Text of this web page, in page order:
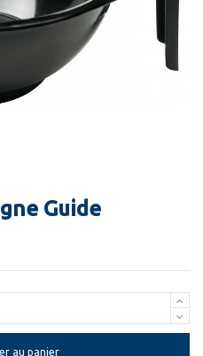
Guide
au panier